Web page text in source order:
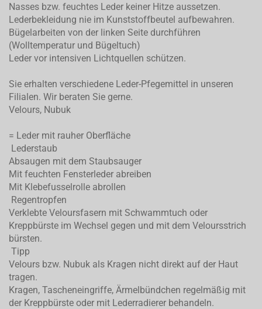
Nasses bzw. feuchtes Leder keiner Hitze aussetzen.
Lederbekleidung nie im Kunststoffbeutel aufbewahren.
Bügelarbeiten von der linken Seite durchführen
(Wolltemperatur und Bügeltuch)
Leder vor intensiven Lichtquellen schützen.
Sie erhalten verschiedene Leder-Pfegemittel in unseren
Filialen. Wir beraten Sie gerne.
Velours, Nubuk
= Leder mit rauher Oberfläche
Lederstaub
Absaugen mit dem Staubsauger
Mit feuchten Fensterleder abreiben
Mit Klebefusselrolle abrollen
Regentropfen
Verklebte Veloursfasern mit Schwammtuch oder
Kreppbürste im Wechsel gegen und mit dem Veloursstrich
bürsten.
Tipp
Velours bzw. Nubuk als Kragen nicht direkt auf der Haut
tragen.
Kragen, Tascheneingriffe, Ärmelbündchen regelmäßig mit
der Kreppbürste oder mit Lederradierer behandeln.